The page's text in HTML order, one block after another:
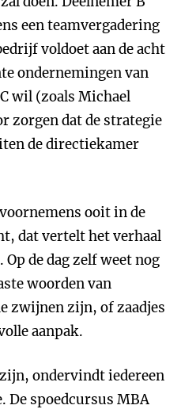
een teamvergadering
voldoet aan de acht
ondernemingen van
wil (zoals Michael
zorgen dat de strategie
de directiekamer
ooit in de
dat vertelt het verhaal
de dag zelf weet nog
woorden van
zwijnen zijn, of zaadjes
aanpak.
ondervindt iedereen
De spoedcursus MBA